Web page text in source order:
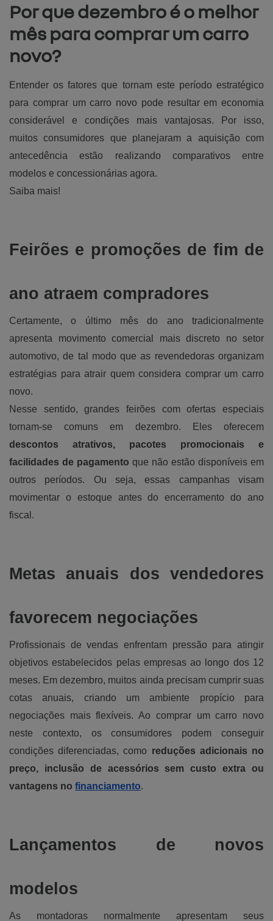
Por que dezembro é o melhor
mês para comprar um carro
novo?
Entender os fatores que tornam este período estratégico
para comprar um carro novo pode resultar em economia
considerável e condições mais vantajosas. Por isso,
muitos consumidores que planejaram a aquisição com
antecedência estão realizando comparativos entre
modelos e concessionárias agora.
Saiba mais!
Feirões e promoções de fim de
ano atraem compradores
Certamente, o último mês do ano tradicionalmente
apresenta movimento comercial mais discreto no setor
automotivo, de tal modo que as revendedoras organizam
estratégias para atrair quem considera comprar um carro
novo.
Nesse sentido, grandes feirões com ofertas especiais
tornam-se comuns em dezembro. Eles oferecem
descontos atrativos, pacotes promocionais e
facilidades de pagamento que não estão disponíveis em
outros períodos. Ou seja, essas campanhas visam
movimentar o estoque antes do encerramento do ano
fiscal.
Metas anuais dos vendedores
favorecem negociações
Profissionais de vendas enfrentam pressão para atingir
objetivos estabelecidos pelas empresas ao longo dos 12
meses. Em dezembro, muitos ainda precisam cumprir suas
cotas anuais, criando um ambiente propício para
negociações mais flexíveis. Ao comprar um carro novo
neste contexto, os consumidores podem conseguir
condições diferenciadas, como reduções adicionais no
preço, inclusão de acessórios sem custo extra ou
vantagens no financiamento.
Lançamentos de novos
modelos
As montadoras normalmente apresentam seus